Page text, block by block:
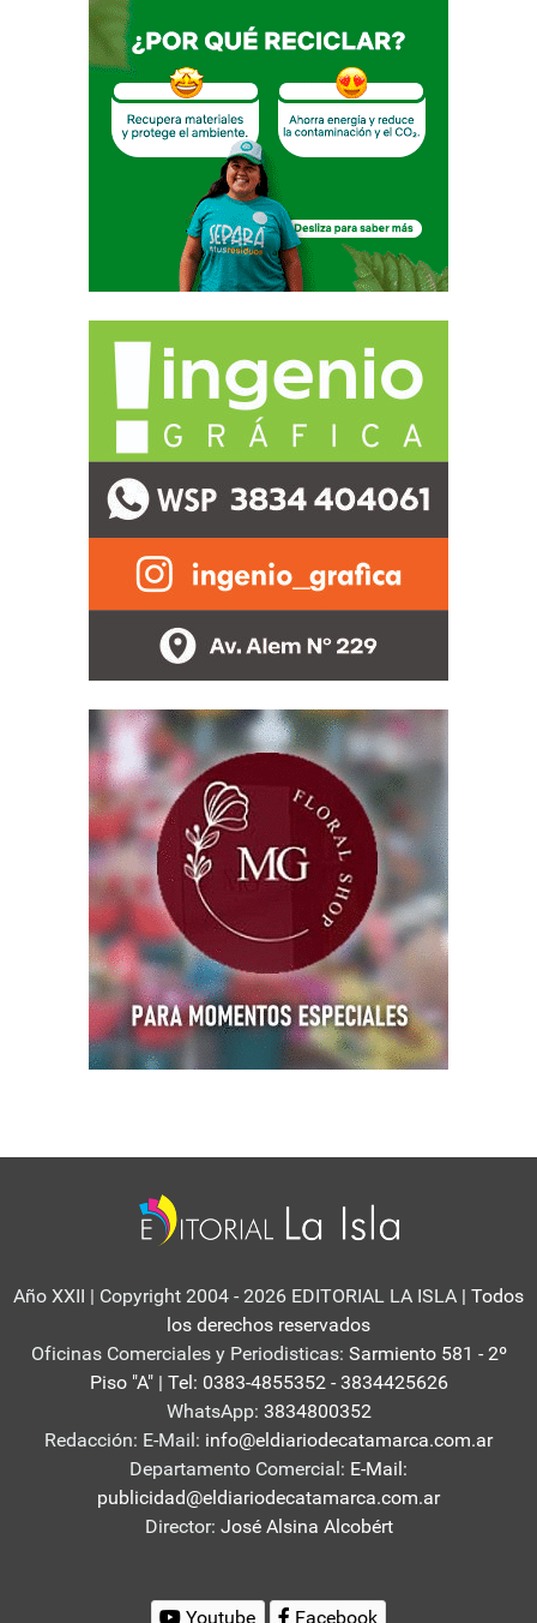
Año XXII | Copyright 2004 - 2026 EDITORIAL LA ISLA | Todos
los derechos reservados
Oficinas Comerciales y Periodisticas: Sarmiento 581 - 2º
Piso "A" | Tel: 0383-4855352 - 3834425626
WhatsApp: 3834800352
Redacción: E-Mail: info@eldiariodecatamarca.com.ar
Departamento Comercial: E-Mail:
publicidad@eldiariodecatamarca.com.ar
Director: José Alsina Alcobért
Youtube Facebook